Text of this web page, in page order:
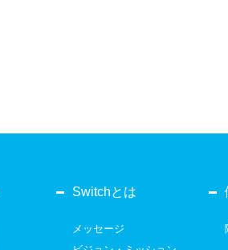
Switchとは
メッセージ